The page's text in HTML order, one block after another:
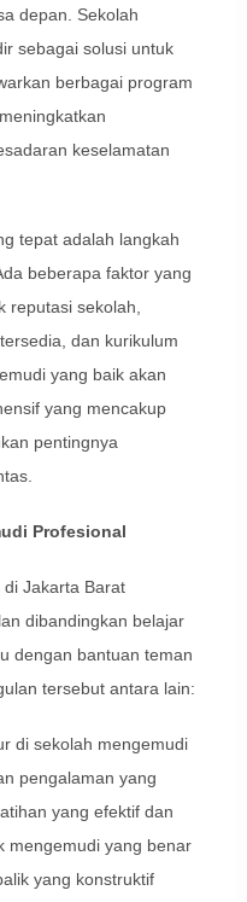
depan. Sekolah
sebagai solusi untuk
berbagai program
keselamatan
tepat adalah langkah
beberapa faktor yang
reputasi sekolah,
dan kurikulum
yang baik akan
yang mencakup
pentingnya
Profesional
Jakarta Barat
dibandingkan belajar
dengan bantuan teman
tersebut antara lain:
di sekolah mengemudi
pengalaman yang
yang efektif dan
mengemudi yang benar
yang konstruktif